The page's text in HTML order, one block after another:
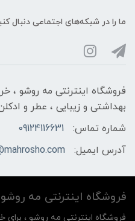
ما را در شبکه‌های اجتماعی دنبال
فروشگاه اینترنتی مه‌ رو‌شو ،
بهداشتی و زیبایی ، عطر و
شماره تماس:
09124116631
آدرس ایمیل:
فروشگاه اینترنتی مه‌ رو‌شو
فروشگاه اینترنتی مه‌ رو‌شو ، برای